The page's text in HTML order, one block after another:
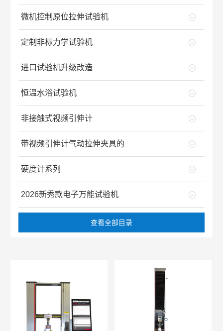
微机控制原位拉伸试验机
定制非标力学试验机
进口试验机升级改造
恒温水浴试验机
非接触式视频引伸计
带视频引伸计气动拉伸夹具的
硬度计系列
2026新秀款电子万能试验机
查看全部目录